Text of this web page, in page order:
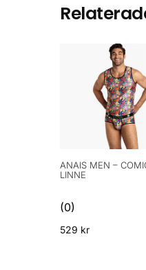
ANAIS MEN –
LINNE
(0)
529 kr